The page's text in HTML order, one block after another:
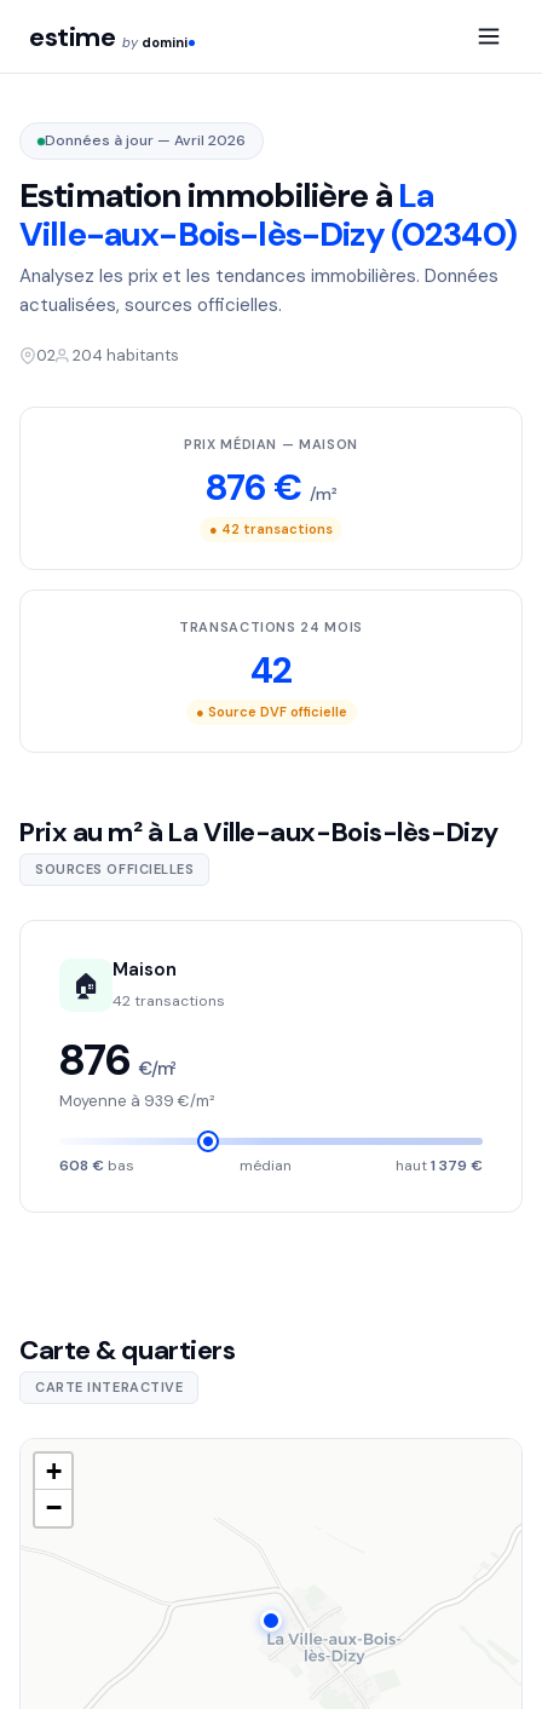
estime by domini
Données à jour — Avril 2026
Estimation immobilière àLa
Ville-aux-Bois-lès-Dizy (02340)
Analysez les prix et les tendances immobilières. Données
actualisées, sources officielles.
02 204 habitants
PRIX MÉDIAN — MAISON
876 €/m²
● 42 transactions
TRANSACTIONS 24 MOIS
42
● Source DVF officielle
Prix au m² à La Ville-aux-Bois-lès-Dizy
SOURCES OFFICIELLES
🏠 Maison
42 transactions
876 €/m²
Moyenne à 939 €/m²
608 € bas médian haut1 379 €
Carte & quartiers
CARTE INTERACTIVE
+
−